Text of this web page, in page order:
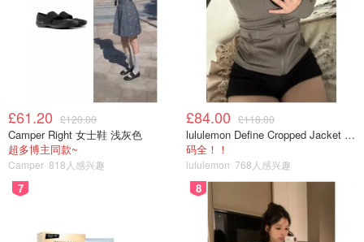
黑五战利品
£61.20 £120.00
Camper Right 女士鞋 浅灰色
超多博主同款~
Camper 818人感兴趣
£84.00 £118.00
lululemon Define Cropped Jacket Nulu 短款夹克
码全！！
lululemon 768人感兴趣
7 8